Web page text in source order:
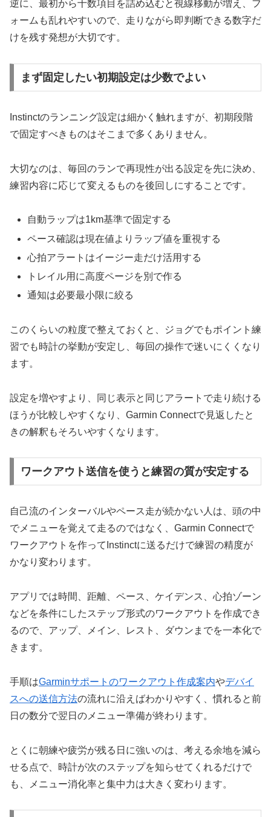
逆に、最初から十数項目を詰め込むと視線移動が増え、フ
ォームも乱れやすいので、走りながら即判断できる数字だ
けを残す発想が大切です。
まず固定したい初期設定は少数でよい
Instinctのランニング設定は細かく触れますが、初期段階
で固定すべきものはそこまで多くありません。
大切なのは、毎回のランで再現性が出る設定を先に決め、
練習内容に応じて変えるものを後回しにすることです。
自動ラップは1km基準で固定する
ペース確認は現在値よりラップ値を重視する
心拍アラートはイージー走だけ活用する
トレイル用に高度ページを別で作る
通知は必要最小限に絞る
このくらいの粒度で整えておくと、ジョグでもポイント練
習でも時計の挙動が安定し、毎回の操作で迷いにくくなり
ます。
設定を増やすより、同じ表示と同じアラートで走り続ける
ほうが比較しやすくなり、Garmin Connectで見返したと
きの解釈もそろいやすくなります。
ワークアウト送信を使うと練習の質が安定する
自己流のインターバルやペース走が続かない人は、頭の中
でメニューを覚えて走るのではなく、Garmin Connectで
ワークアウトを作ってInstinctに送るだけで練習の精度が
かなり変わります。
アプリでは時間、距離、ペース、ケイデンス、心拍ゾーン
などを条件にしたステップ形式のワークアウトを作成でき
るので、アップ、メイン、レスト、ダウンまでを一本化で
きます。
手順はGarminサポートのワークアウト作成案内やデバイ
スへの送信方法の流れに沿えばわかりやすく、慣れると前
日の数分で翌日のメニュー準備が終わります。
とくに朝練や疲労が残る日に強いのは、考える余地を減ら
せる点で、時計が次のステップを知らせてくれるだけで
も、メニュー消化率と集中力は大きく変わります。